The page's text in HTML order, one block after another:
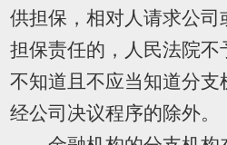
供担保，相对人请求公司
担保责任的，人民法院不
不知道且不应当知道分
经公司决议程序的除外。